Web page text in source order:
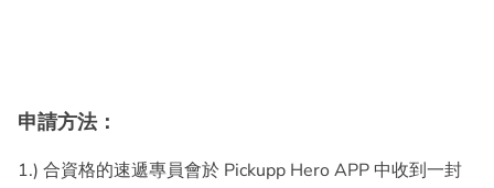
申請方法：
1.) 合資格的速遞專員會於 Pickupp Hero APP 中收到一封